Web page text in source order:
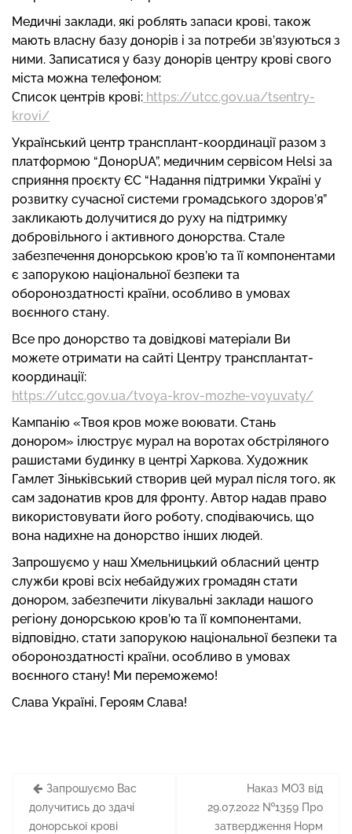
Медичні заклади, які роблять запаси крові, також
мають власну базу донорів і за потреби зв’язуються з
ними. Записатися у базу донорів центру крові свого
міста можна телефоном:
Список центрів крові: https://utcc.gov.ua/tsentry-
krovi/
Український центр трансплант-координації разом з
платформою “ДонорUA”, медичним сервісом Helsi за
сприяння проєкту ЄС “Надання підтримки Україні у
розвитку сучасної системи громадського здоров’я”
закликають долучитися до руху на підтримку
добровільного і активного донорства. Стале
забезпечення донорською кров’ю та її компонентами
є запорукою національної безпеки та
обороноздатності країни, особливо в умовах
воєнного стану.
Все про донорство та довідкові матеріали Ви
можете отримати на сайті Центру трансплантат-
координації:
https://utcc.gov.ua/tvoya-krov-mozhe-voyuvaty/
Кампанію «Твоя кров може воювати. Стань
донором» ілюструє мурал на воротах обстріляного
рашистами будинку в центрі Харкова. Художник
Гамлет Зіньківський створив цей мурал після того, як
сам задонатив кров для фронту. Автор надав право
використовувати його роботу, сподіваючись, що
вона надихне на донорство інших людей.
Запрошуємо у наш Хмельницький обласний центр
служби крові всіх небайдужих громадян стати
донором, забезпечити лікувальні заклади нашого
регіону донорською кров’ю та її компонентами,
відповідно, стати запорукою національної безпеки та
обороноздатності країни, особливо в умовах
воєнного стану! Ми переможемо!
Слава Україні, Героям Слава!
Навігація
записів
Запрошуємо Вас
долучитись до здачі
донорської крові
Наказ МОЗ від
29.07.2022 №1359 Про
затвердження Норм